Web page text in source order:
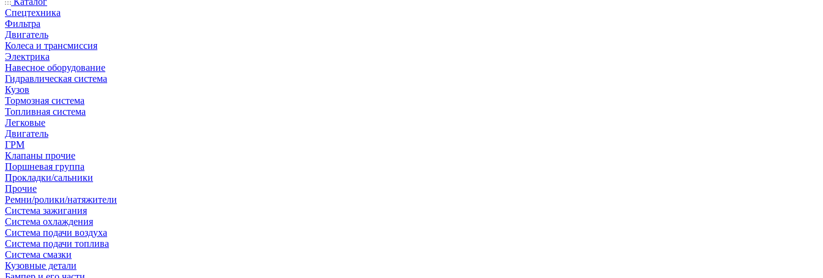
Спецтехника
Фильтра
Двигатель
Колеса и трансмиссия
Электрика
Навесное оборудование
Гидравлическая система
Кузов
Тормозная система
Топливная система
Легковые
Двигатель
ГРМ
Клапаны прочие
Поршневая группа
Прокладки/сальники
Прочие
Ремни/ролики/натяжители
Система зажигания
Система охлаждения
Система подачи воздуха
Система подачи топлива
Система смазки
Кузовные детали